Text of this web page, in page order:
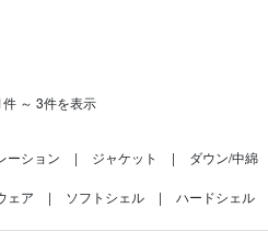
件 ～ 3件を表示
ーション ジャケット ダウン/中綿
ェア ソフトシェル ハードシェル